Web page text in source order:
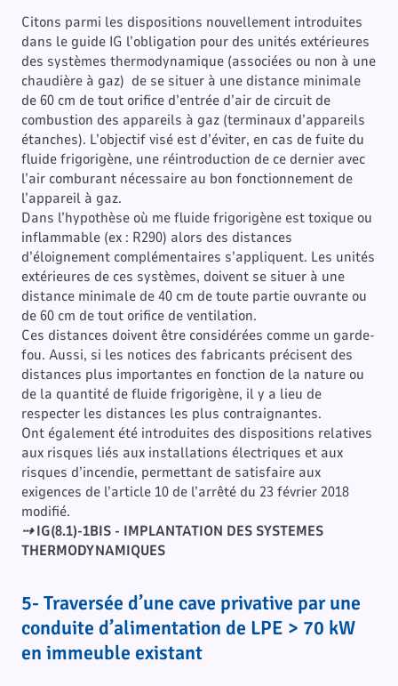
Citons parmi les dispositions nouvellement introduites
dans le guide IG l’obligation pour des unités extérieures
des systèmes thermodynamique (associées ou non à une
chaudière à gaz) de se situer à une distance minimale
de 60 cm de tout orifice d’entrée d’air de circuit de
combustion des appareils à gaz (terminaux d’appareils
étanches). L’objectif visé est d’éviter, en cas de fuite du
fluide frigorigène, une réintroduction de ce dernier avec
l’air comburant nécessaire au bon fonctionnement de
l’appareil à gaz.
Dans l’hypothèse où me fluide frigorigène est toxique ou
inflammable (ex : R290) alors des distances
d’éloignement complémentaires s’appliquent. Les unités
extérieures de ces systèmes, doivent se situer à une
distance minimale de 40 cm de toute partie ouvrante ou
de 60 cm de tout orifice de ventilation.
Ces distances doivent être considérées comme un garde-
fou. Aussi, si les notices des fabricants précisent des
distances plus importantes en fonction de la nature ou
de la quantité de fluide frigorigène, il y a lieu de
respecter les distances les plus contraignantes.
Ont également été introduites des dispositions relatives
aux risques liés aux installations électriques et aux
risques d’incendie, permettant de satisfaire aux
exigences de l’article 10 de l’arrêté du 23 février 2018
modifié.
⇢IG(8.1)-1BIS - IMPLANTATION DES SYSTEMES
THERMODYNAMIQUES
5- Traversée d’une cave privative par une
conduite d’alimentation de LPE > 70 kW
en immeuble existant